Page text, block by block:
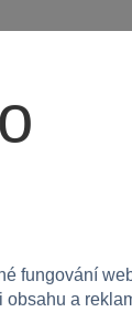
Speciální
fungování
a